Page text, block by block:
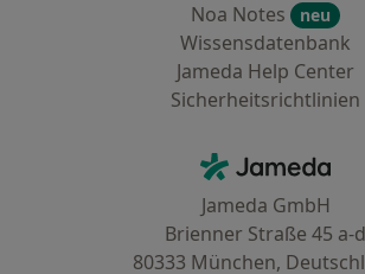
Noa Notes
neu
Wissensdatenbank
Jameda Help Center
Sicherheitsrichtlinien
Jameda -
Jameda GmbH
Brienner Straße 45 a-d
80333 München,